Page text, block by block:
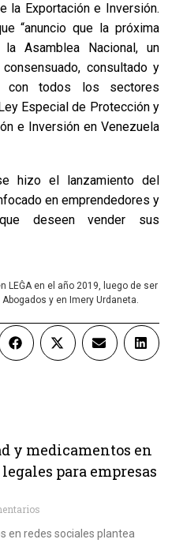
la Exportación e Inversión.
“anuncio que la próxima
Asamblea Nacional, un
consultado y
con todos los sectores
Especial de Protección y
e Inversión en Venezuela
hizo el lanzamiento del
en emprendedores y
deseen vender sus
LEĜA en el año 2019, luego de ser
y en Imery Urdaneta.
y medicamentos en
para empresas
en redes sociales plantea